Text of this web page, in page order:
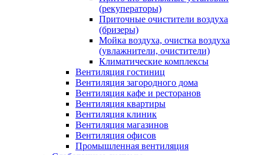
(рекуператоры)
Приточные очистители воздуха
(бризеры)
Мойка воздуха, очистка воздуха
(увлажнители, очистители)
Климатические комплексы
Вентиляция гостиниц
Вентиляция загородного дома
Вентиляция кафе и ресторанов
Вентиляция квартиры
Вентиляция клиник
Вентиляция магазинов
Вентиляция офисов
Промышленная вентиляция